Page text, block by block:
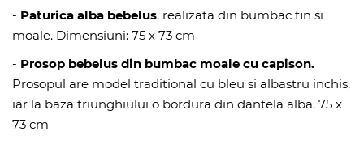
- Paturica alba bebelus, realizata din bumbac fin si
moale. Dimensiuni: 75 x 73 cm
- Prosop bebelus din bumbac moale cu capison.
Prosopul are model traditional cu bleu si albastru inchis,
iar la baza triunghiului o bordura din dantela alba. 75 x
73 cm